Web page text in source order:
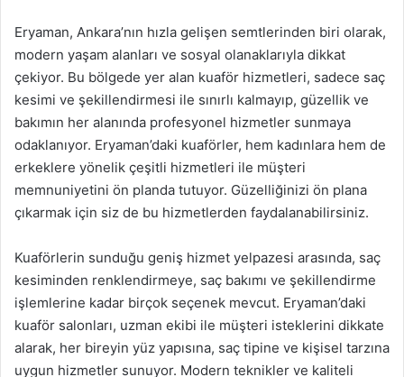
Eryaman, Ankara’nın hızla gelişen semtlerinden biri olarak,
modern yaşam alanları ve sosyal olanaklarıyla dikkat
çekiyor. Bu bölgede yer alan kuaför hizmetleri, sadece saç
kesimi ve şekillendirmesi ile sınırlı kalmayıp, güzellik ve
bakımın her alanında profesyonel hizmetler sunmaya
odaklanıyor. Eryaman’daki kuaförler, hem kadınlara hem de
erkeklere yönelik çeşitli hizmetleri ile müşteri
memnuniyetini ön planda tutuyor. Güzelliğinizi ön plana
çıkarmak için siz de bu hizmetlerden faydalanabilirsiniz.
Kuaförlerin sunduğu geniş hizmet yelpazesi arasında, saç
kesiminden renklendirmeye, saç bakımı ve şekillendirme
işlemlerine kadar birçok seçenek mevcut. Eryaman’daki
kuaför salonları, uzman ekibi ile müşteri isteklerini dikkate
alarak, her bireyin yüz yapısına, saç tipine ve kişisel tarzına
uygun hizmetler sunuyor. Modern teknikler ve kaliteli